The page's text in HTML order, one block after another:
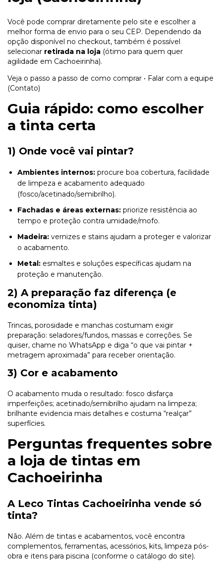
Você pode comprar diretamente pelo site e escolher a
melhor forma de envio para o seu CEP. Dependendo da
opção disponível no checkout, também é possível
selecionar retirada na loja (ótimo para quem quer
agilidade em Cachoeirinha).
Veja o passo a passo de como comprar • Falar com a equipe
(Contato)
Guia rápido: como escolher
a tinta certa
1) Onde você vai pintar?
Ambientes internos: procure boa cobertura, facilidade
de limpeza e acabamento adequado
(fosco/acetinado/semibrilho).
Fachadas e áreas externas: priorize resistência ao
tempo e proteção contra umidade/mofo.
Madeira: vernizes e stains ajudam a proteger e valorizar
o acabamento.
Metal: esmaltes e soluções específicas ajudam na
proteção e manutenção.
2) A preparação faz diferença (e
economiza tinta)
Trincas, porosidade e manchas costumam exigir
preparação: seladores/fundos, massas e correções. Se
quiser, chame no WhatsApp e diga “o que vai pintar +
metragem aproximada” para receber orientação.
3) Cor e acabamento
O acabamento muda o resultado: fosco disfarça
imperfeições; acetinado/semibrilho ajudam na limpeza;
brilhante evidencia mais detalhes e costuma “realçar”
superfícies.
Perguntas frequentes sobre
a loja de tintas em
Cachoeirinha
A Leco Tintas Cachoeirinha vende só
tinta?
Não. Além de tintas e acabamentos, você encontra
complementos, ferramentas, acessórios, kits, limpeza pós-
obra e itens para piscina (conforme o catálogo do site).